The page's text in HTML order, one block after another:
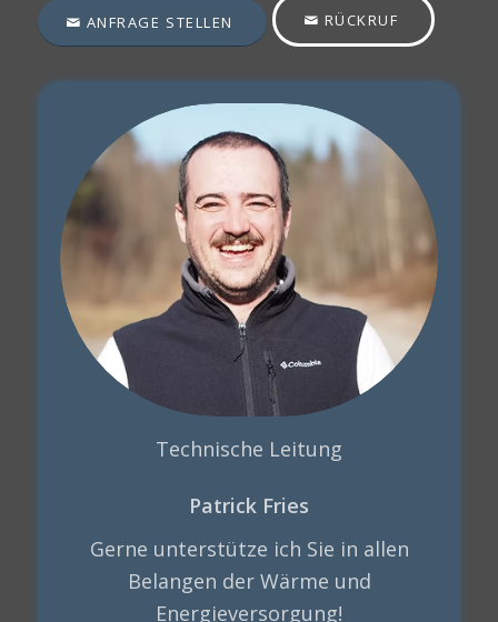
ANFRAGE STELLEN RÜCKRUF
Technische Leitung
Patrick Fries
Gerne unterstütze ich Sie in allen
Belangen der Wärme und
Energieversorgung!